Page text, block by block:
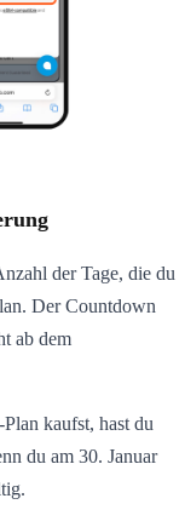
der Tage, die du
Der Countdown
ab dem
kaufst, hast du
du am 30. Januar